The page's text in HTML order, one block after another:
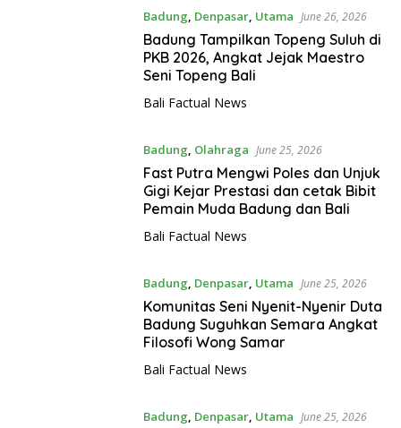
Badung Denpasar, Utama June 26, 2026
Badung Tampilkan Topeng Suluh di
PKB 2026, Angkat Jejak Maestro
Seni Topeng Bali
Bali Factual News
Badung Olahraga June 25, 2026
Fast Putra Mengwi Poles dan Unjuk
Gigi Kejar Prestasi dan cetak Bibit
Pemain Muda Badung dan Bali
Bali Factual News
Badung Denpasar, Utama June 25, 2026
Komunitas Seni Nyenit-Nyenir Duta
Badung Suguhkan Semara Angkat
Filosofi Wong Samar
Bali Factual News
Badung Denpasar, Utama June 25, 2026